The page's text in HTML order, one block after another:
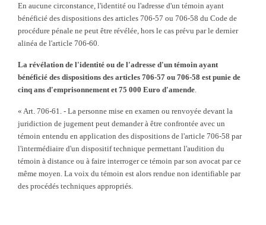
En aucune circonstance, l'identité ou l'adresse d'un témoin ayant
bénéficié des dispositions des articles 706-57 ou 706-58 du Code de
procédure pénale ne peut être révélée, hors le cas prévu par le dernier
alinéa de l'article 706-60.
La révélation de l'identité ou de l'adresse d'un témoin ayant
bénéficié des dispositions des articles 706-57 ou 706-58 est punie de
cinq ans d'emprisonnement et 75 000 Euro d'amende.
« Art. 706-61. - La personne mise en examen ou renvoyée devant la
juridiction de jugement peut demander à être confrontée avec un
témoin entendu en application des dispositions de l'article 706-58 par
l'intermédiaire d'un dispositif technique permettant l'audition du
témoin à distance ou à faire interroger ce témoin par son avocat par ce
même moyen. La voix du témoin est alors rendue non identifiable par
des procédés techniques appropriés.